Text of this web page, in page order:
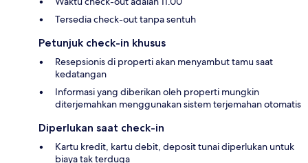
Tersedia check-out tanpa sentuh
Petunjuk check-in khusus
Resepsionis di properti akan menyambut tamu saat
kedatangan
Informasi yang diberikan oleh properti mungkin
diterjemahkan menggunakan sistem terjemahan otomatis
Diperlukan saat check-in
Kartu kredit, kartu debit, deposit tunai diperlukan untuk
biaya tak terduga